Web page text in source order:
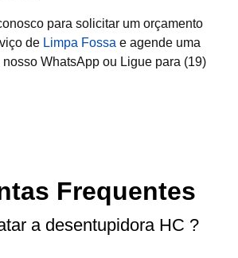
para solicitar um orçamento
de Limpa Fossa e agende uma
WhatsApp ou Ligue para (19)
Frequentes
a desentupidora HC ?